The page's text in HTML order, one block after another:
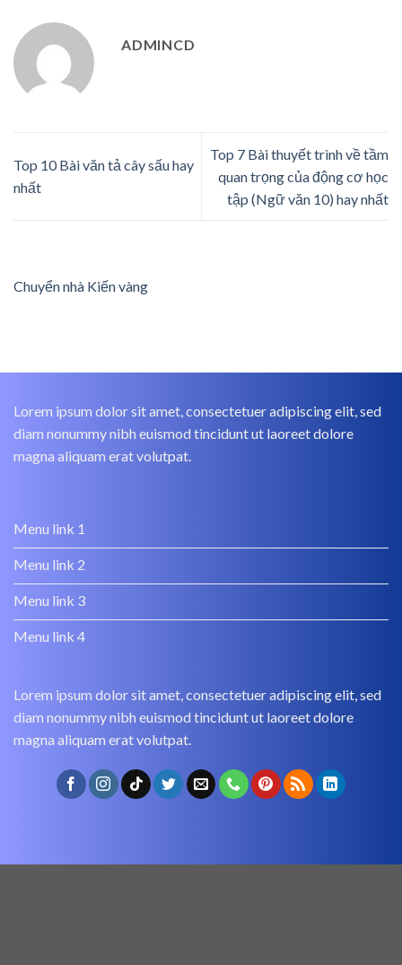
ADMINCD
Top 10 Bài văn tả cây sấu hay
nhất
Top 7 Bài thuyết trình về tầm
quan trọng của động cơ học
tập (Ngữ văn 10) hay nhất
Chuyển nhà Kiến vàng
Lorem ipsum dolor sit amet, consectetuer adipiscing elit, sed
diam nonummy nibh euismod tincidunt ut laoreet dolore
magna aliquam erat volutpat.
Menu link 1
Menu link 2
Menu link 3
Menu link 4
Lorem ipsum dolor sit amet, consectetuer adipiscing elit, sed
diam nonummy nibh euismod tincidunt ut laoreet dolore
magna aliquam erat volutpat.